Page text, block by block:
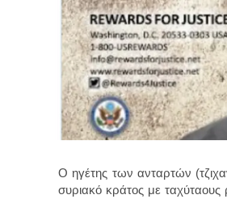
Ο ηγέτης των ανταρτών
συριακό κράτος με ταχύταους